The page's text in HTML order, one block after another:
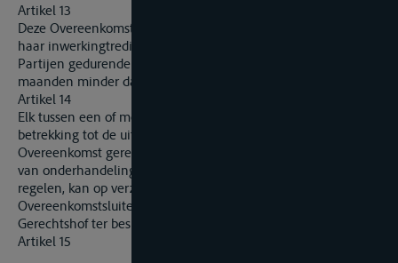
Artikel 13
Deze Overeenkomst houdt op van kracht te zijn indien, na
haar inwerkingtreding, het aantal Overeenkomstsluitende
Partijen gedurende een tijdvak van twaalf achtereenvolgende
maanden minder dan vijf bedraagt.
Artikel 14
Elk tussen een of meer Overeenkomstsluitende Partijen met
betrekking tot de uitlegging of de toepassing van deze
Overeenkomst gerezen geschil dat Partijen niet door middel
van onderhandelingen of op andere wijze hebben kunnen
regelen, kan op verzoek van een der betrokken
Overeenkomstsluitende Partijen aan het Internationale
Gerechtshof ter beslissing worden voorgelegd.
Artikel 15